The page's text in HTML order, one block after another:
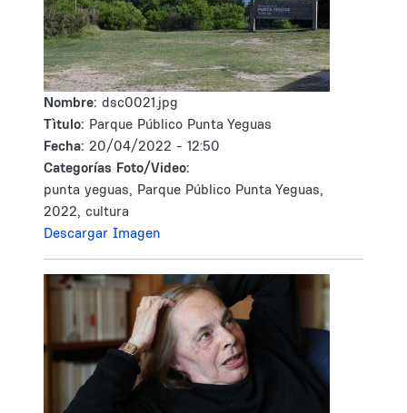
Nombre: dsc0021.jpg
Tìtulo: Parque Público Punta Yeguas
Fecha: 20/04/2022 - 12:50
Categorías Foto/Video:
punta yeguas, Parque Público Punta Yeguas,
2022, cultura
Descargar Imagen